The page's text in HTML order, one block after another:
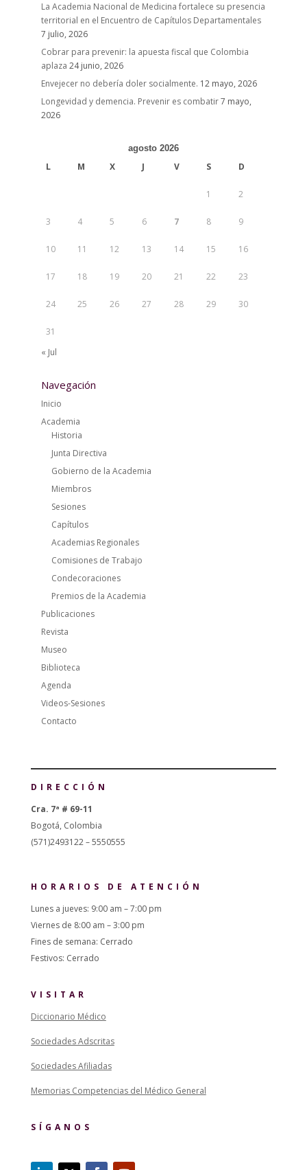
La Academia Nacional de Medicina fortalece su presencia
territorial en el Encuentro de Capítulos Departamentales
7 julio, 2026
Cobrar para prevenir: la apuesta fiscal que Colombia
aplaza 24 junio, 2026
Envejecer no debería doler socialmente. 12 mayo, 2026
Longevidad y demencia. Prevenir es combatir7 mayo,
2026
agosto 2026
L M X J V S D
1 2
3 4 5 6 7 8 9
10 11 12 13 14 15 16
17 18 19 20 21 22 23
24 25 26 27 28 29 30
31
« Jul
Navegación
Inicio
Academia
Historia
Junta Directiva
Gobierno de la Academia
Miembros
Sesiones
Capítulos
Academias Regionales
Comisiones de Trabajo
Condecoraciones
Premios de la Academia
Publicaciones
Revista
Museo
Biblioteca
Agenda
Videos-Sesiones
Contacto
DIRECCIÓN
Cra. 7ª # 69-11
Bogotá, Colombia
(571)2493122 – 5550555
HORARIOS DE ATENCIÓN
Lunes a jueves: 9:00 am – 7:00 pm
Viernes de 8:00 am – 3:00 pm
Fines de semana: Cerrado
Festivos: Cerrado
VISITAR
Diccionario Médico
Sociedades Adscritas
Sociedades Afiliadas
Memorias Competencias del Médico General
SÍGANOS